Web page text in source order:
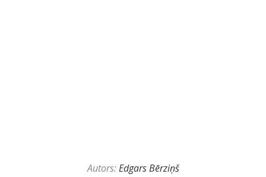
Autors:Edgars Bērziņš